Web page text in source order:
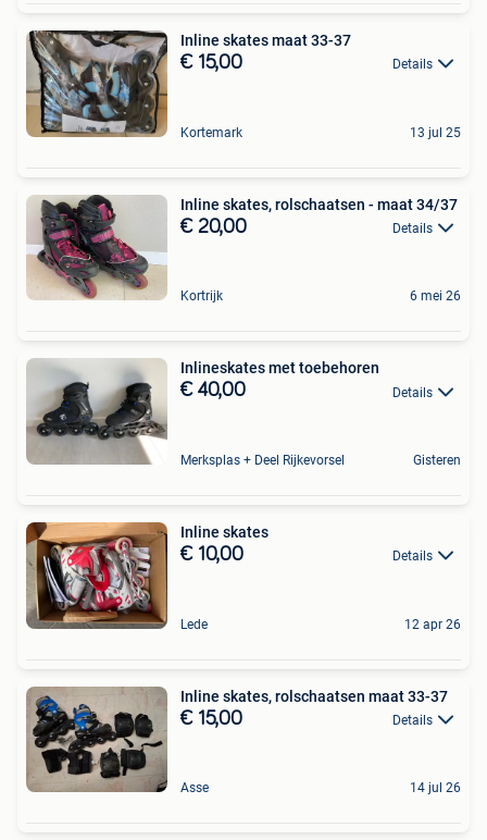
Inline skates maat 33-37
€ 15,00 Details
Kortemark 13 jul 25
Inline skates, rolschaatsen - maat 34/37
€ 20,00 Details
Kortrijk 6 mei 26
Inlineskates met toebehoren
€ 40,00 Details
Merksplas + Deel Rijkevorsel Gisteren
Inline skates
€ 10,00 Details
Lede 12 apr 26
Inline skates, rolschaatsen maat 33-37
€ 15,00 Details
Asse 14 jul 26